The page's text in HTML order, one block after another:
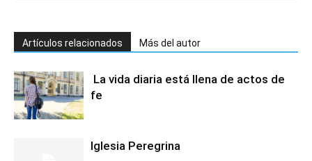
Artículos relacionados Más del autor
La vida diaria está llena de actos de
fe
Iglesia Peregrina